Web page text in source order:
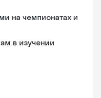
на чемпионатах и
в изучении